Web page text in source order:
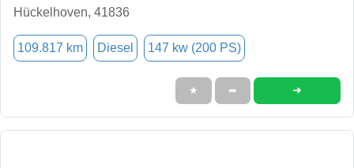
Hückelhoven, 41836
109.817 km Diesel 147 kw (200 PS)
★ ➦ ➜